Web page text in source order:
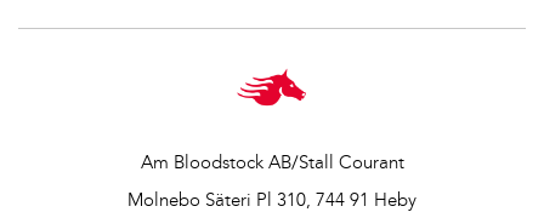
Am Bloodstock AB/Stall Courant
Molnebo Säteri Pl 310, 744 91 Heby